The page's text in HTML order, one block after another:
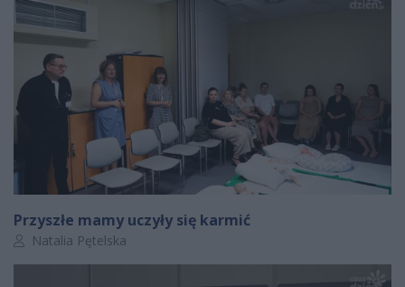
Przyszłe mamy uczyły się karmić
Autor artykułu:
Natalia Pętelska